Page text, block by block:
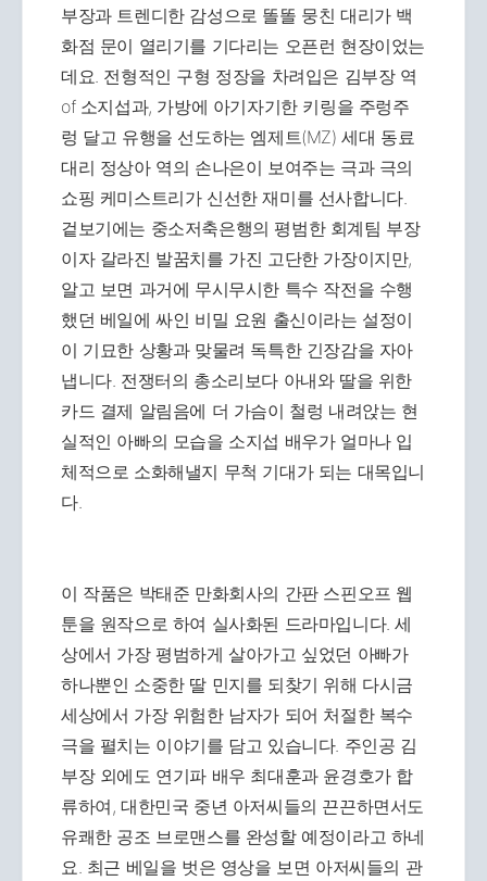
부장과 트렌디한 감성으로 똘똘 뭉친 대리가 백
화점 문이 열리기를 기다리는 오픈런 현장이었는
데요. 전형적인 구형 정장을 차려입은 김부장 역
of 소지섭과, 가방에 아기자기한 키링을 주렁주
렁 달고 유행을 선도하는 엠제트(MZ) 세대 동료
대리 정상아 역의 손나은이 보여주는 극과 극의
쇼핑 케미스트리가 신선한 재미를 선사합니다.
겉보기에는 중소저축은행의 평범한 회계팀 부장
이자 갈라진 발꿈치를 가진 고단한 가장이지만,
알고 보면 과거에 무시무시한 특수 작전을 수행
했던 베일에 싸인 비밀 요원 출신이라는 설정이
이 기묘한 상황과 맞물려 독특한 긴장감을 자아
냅니다. 전쟁터의 총소리보다 아내와 딸을 위한
카드 결제 알림음에 더 가슴이 철렁 내려앉는 현
실적인 아빠의 모습을 소지섭 배우가 얼마나 입
체적으로 소화해낼지 무척 기대가 되는 대목입니
다.
이 작품은 박태준 만화회사의 간판 스핀오프 웹
툰을 원작으로 하여 실사화된 드라마입니다. 세
상에서 가장 평범하게 살아가고 싶었던 아빠가
하나뿐인 소중한 딸 민지를 되찾기 위해 다시금
세상에서 가장 위험한 남자가 되어 처절한 복수
극을 펼치는 이야기를 담고 있습니다. 주인공 김
부장 외에도 연기파 배우 최대훈과 윤경호가 합
류하여, 대한민국 중년 아저씨들의 끈끈하면서도
유쾌한 공조 브로맨스를 완성할 예정이라고 하네
요. 최근 베일을 벗은 영상을 보면 아저씨들의 관